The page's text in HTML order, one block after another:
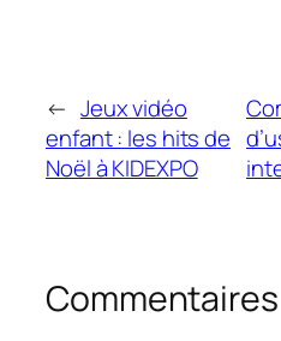
← Jeux vidéo
enfant : les hits de
Noël à KIDEXPO
Commentaires